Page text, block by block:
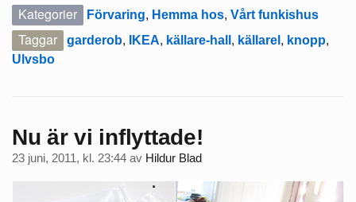
Kategorier Förvaring, Hemma hos, Vårt funkishus
Taggar garderob, IKEA, källare-hall , källarel , knopp,
Ulvsbo
Nu är vi inflyttade!
23 juni, 2011, kl. 23:44 av Hildur Blad